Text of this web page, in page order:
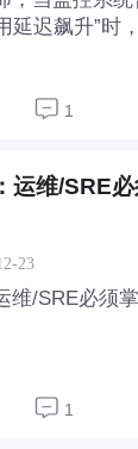
延迟飙升”时
全从全局到
1
运维/SRE
23
维/SRE必须
1